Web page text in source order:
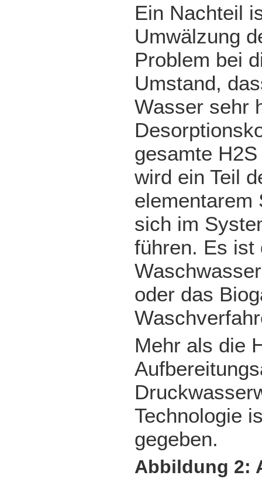
Ein Nachteil
Umwälzung
Problem bei
Umstand,
Wasser sehr
gesamte
wird ein Teil
elementarem
sich im
führen. Es ist
oder das
Mehr als die
Technologie
gegeben.
Abbildung 2: